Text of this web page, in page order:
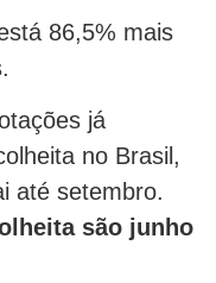
86,5% mais
já
no Brasil,
até setembro.
são junho